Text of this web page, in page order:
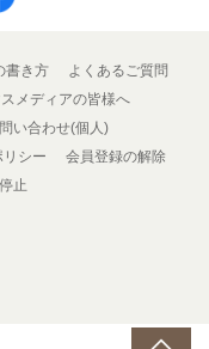
書き方
よくあるご質問
メディアの皆様へ
い合わせ(個人)
シー
会員登録の解除
止